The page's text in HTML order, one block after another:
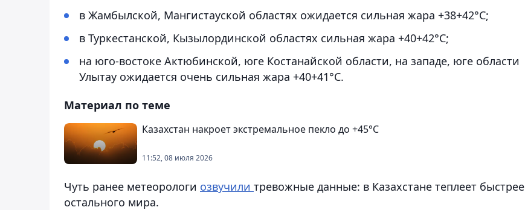
в Жамбылской, Мангистауской областях ожидается сильная жара +38+42°С;
в Туркестанской, Кызылординской областях сильная жара +40+42°С;
на юго-востоке Актюбинской, юге Костанайской области, на западе, юге области
Улытау ожидается очень сильная жара +40+41°С.
Материал по теме
Казахстан накроет экстремальное пекло до +45°С
11:52, 08 июля 2026
Чуть ранее метеорологи озвучили тревожные данные: в Казахстане теплеет быстрее
остального мира.